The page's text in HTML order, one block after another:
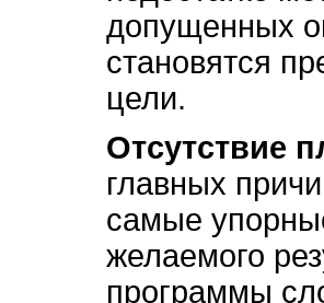
допущенных
становятся
цели.
Отсутствие
главных
самые
желаемого
программы